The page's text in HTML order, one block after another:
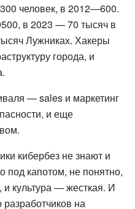
человек, в 2012—600.
в 2023 — 70 тысяч в
Лужниках. Хакеры
города, и
— sales и маркетинг
и еще
кибербез не знают и
под капотом, не понятно,
и культура — жесткая. И
на